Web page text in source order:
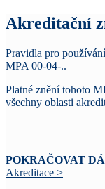
Akreditační
Pravidla pro
MPA 00-04-..
Platné znění tohoto
všechny oblasti
POKRAČOVAT
Akreditace >